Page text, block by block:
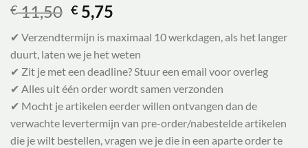
€11,50 Oorspronkelijke
prijs
was:
€ 11,50.
€ 5,75
is:
€ 5,75.
✔ Verzendtermijn is maximaal 10 werkdagen, als het langer
duurt, laten we je het weten
✔ Zit je met een deadline? Stuur een email voor overleg
✔ Alles uit één order wordt samen verzonden
✔ Mocht je artikelen eerder willen ontvangen dan de
verwachte levertermijn van pre-order/nabestelde artikelen
die je wilt bestellen, vragen we je die in een aparte order te